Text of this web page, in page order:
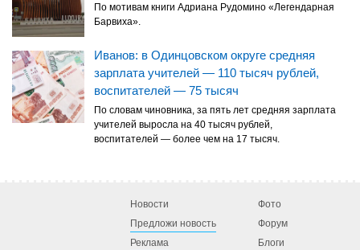
По мотивам книги Адриана Рудомино «Легендарная
Барвиха».
Иванов: в Одинцовском округе средняя
зарплата учителей — 110 тысяч рублей,
воспитателей — 75 тысяч
По словам чиновника, за пять лет средняя зарплата
учителей выросла на 40 тысяч рублей,
воспитателей — более чем на 17 тысяч.
Новости
Предложи новость
Реклама
Фото
Форум
Блоги